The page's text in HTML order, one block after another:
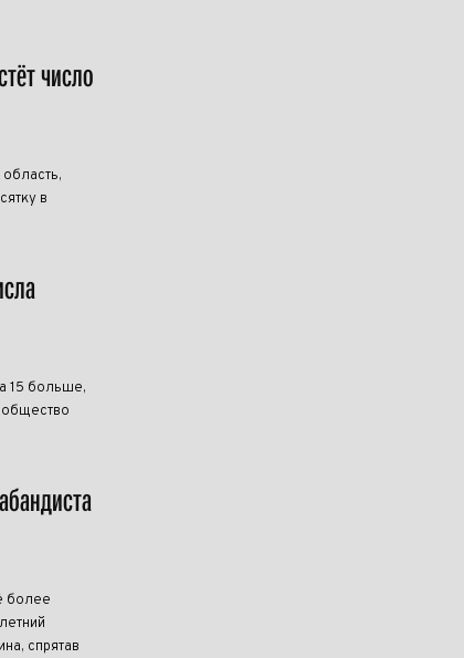
число
в
15 больше,
более
спрятав